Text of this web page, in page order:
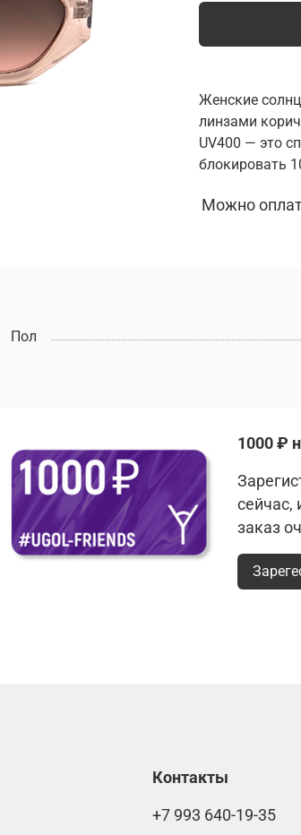
Женские
линзами
UV400 — это
блокировать
Можно
Пол
1000 ₽
сейчас,
заказ
Контакты
+7 993 640-19-35